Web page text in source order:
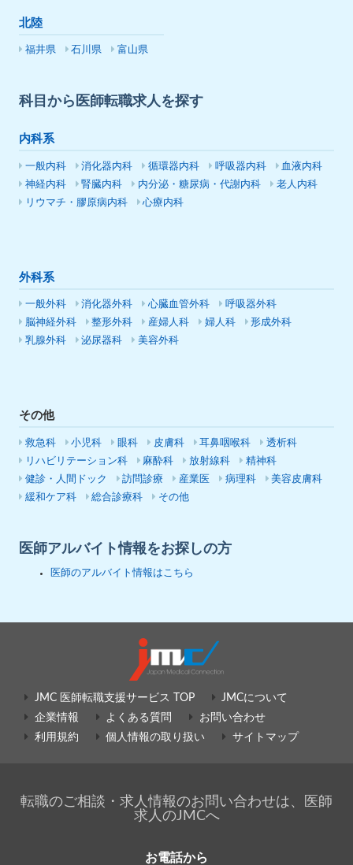
北陸
福井県 石川県 富山県
科目から医師転職求人を探す
内科系
一般内科 消化器内科 循環器内科 呼吸器内科
血液内科
神経内科
腎臓内科 内分泌・糖尿病・代謝内科
老人内科
リウマチ・膠原病内科
心療内科
外科系
一般外科 消化器外科 心臓血管外科
呼吸器外科
脳神経外科
整形外科 産婦人科 婦人科
形成外科
乳腺外科
泌尿器科 美容外科
その他
救急科 小児科 眼科 皮膚科 耳鼻咽喉科
透析科
リハビリテーション科
麻酔科 放射線科
精神科
健診・人間ドック
訪問診療 産業医 病理科
美容皮膚科
緩和ケア科
総合診療科 その他
医師アルバイト情報をお探しの方
医師のアルバイト情報はこちら
JMC 医師転職支援サービス TOP
JMCについて
企業情報
よくある質問
お問い合わせ
利用規約
個人情報の取り扱い サイトマップ
転職のご相談・求人情報のお問い合わせは、医師
求人のJMCへ
お電話から